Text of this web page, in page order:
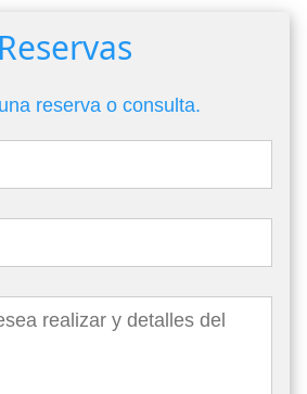
Reservas
reserva o consulta.